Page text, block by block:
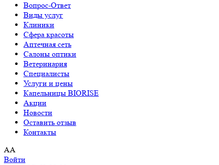
Вопрос-Ответ
Виды услуг
Клиники
Сфера красоты
Аптечная сеть
Салоны оптики
Ветеринария
Специалисты
Услуги и цены
Капельницы BIORISE
Акции
Новости
Оставить отзыв
Контакты
AA
Войти